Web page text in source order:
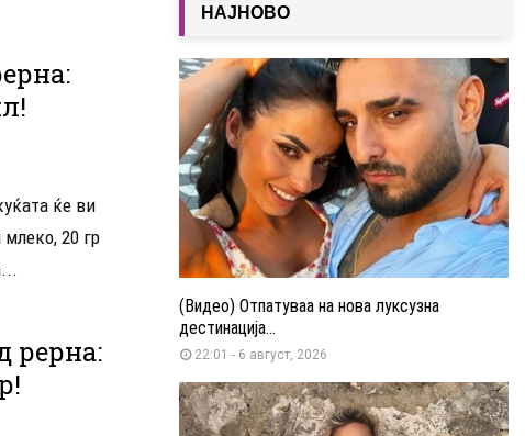
ќе ви
20 гр
рерна:
НАЈНОВО
(Видео) Отпатуваа на нова луксузна
дестинација...
22:01 - 6 август, 2026